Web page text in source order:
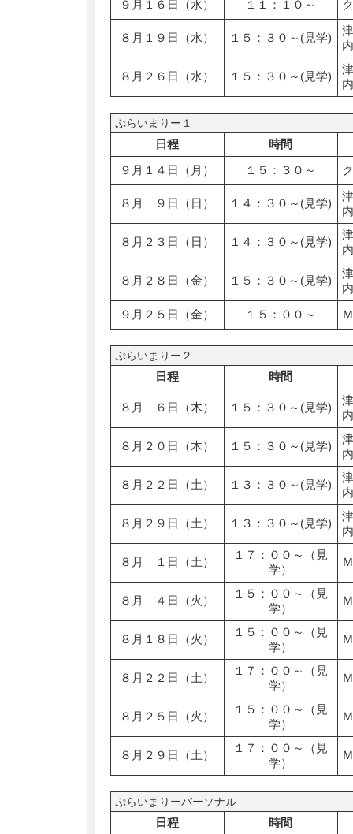
９月１６日（水）
１１：１０～
８月１９日（水） １５：３０～(見学)
８月２６日（水） １５：３０～(見学)
ぷらいまりー１
日程
時間
９月１４日（月）
１５：３０～
８月 ９日（日） １４：３０～(見学)
８月２３日（日） １４：３０～(見学)
８月２８日（金） １５：３０～(見学)
９月２５日（金）
１５：００～
ぷらいまりー２
日程 時間
８月 ６日（木） １５：３０～(見学)
８月２０日（木） １５：３０～(見学)
８月２２日（土） １３：３０～(見学)
８月２９日（土） １３：３０～(見学)
８月 １日（土）
１７：００～（見
学）
８月 ４日（火）
１５：００～（見
学）
８月１８日（火）
１５：００～（見
学）
８月２２日（土）
１７：００～（見
学）
８月２５日（火）
１５：００～（見
学）
８月２９日（土）
１７：００～（見
学）
ぷらいまりーパーソナル
日程
時間